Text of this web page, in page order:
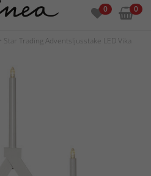
0 0
> Star Trading Adventsljusstake LED Vika